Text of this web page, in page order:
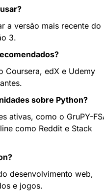
a versão mais recente do
3.
Coursera, edX e Udemy
sobre Python?
ativas, como o GruPY-
como Reddit e Stack
desenvolvimento web,
e jogos.